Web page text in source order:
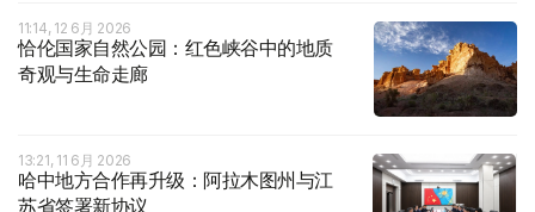
11:14, 12 6月 2026
恰伦国家自然公园：红色峡谷中的地质
奇观与生命走廊
13:21, 11 6月 2026
哈中地方合作再升级：阿拉木图州与江
苏省签署新协议